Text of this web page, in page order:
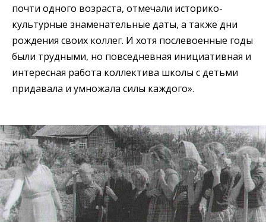
почти одного возраста, отмечали историко-
культурные знаменательные даты, а также дни
рождения своих коллег. И хотя послевоенные годы
были трудными, но повседневная инициативная и
интересная работа коллектива школы с детьми
придавала и умножала силы каждого».